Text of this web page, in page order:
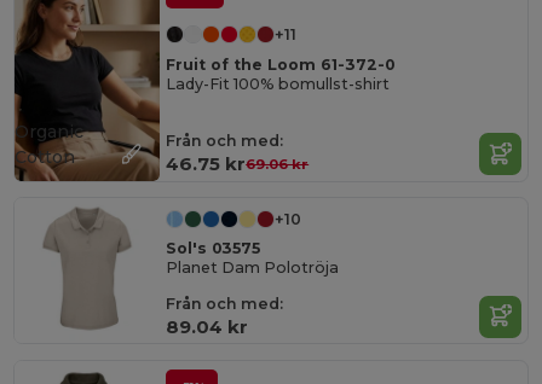
+11
Fruit of the Loom 61-372-0
Lady-Fit 100% bomullst-shirt
Från och med:
46.75 kr69.06 kr
Organic
Cotton
+10
Sol's 03575
Planet Dam Polotröja
Från och med:
89.04 kr